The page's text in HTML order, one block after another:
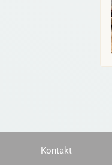
Kontakt